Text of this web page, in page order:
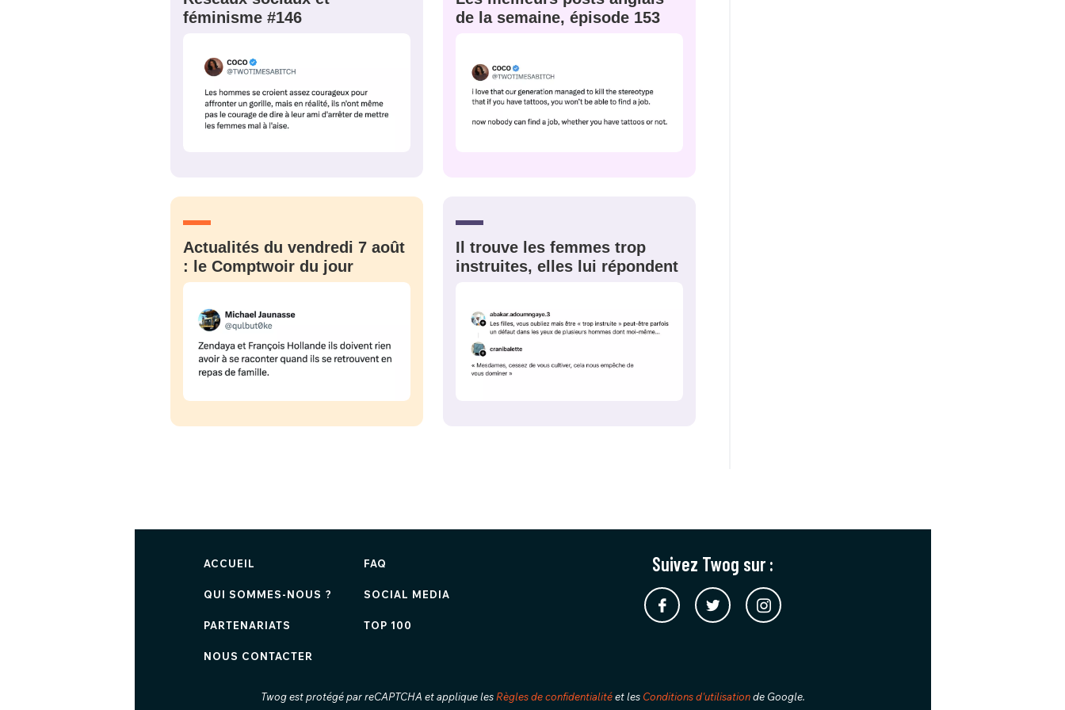
féminisme #146
de la semaine, épisode 153
Actualités du vendredi 7 août
: le Comptwoir du jour
Il trouve les femmes trop
instruites, elles lui répondent
ACCUEIL
QUI SOMMES-NOUS ?
PARTENARIATS
NOUS CONTACTER
FAQ
SOCIAL MEDIA
TOP 100
Suivez Twog sur :
Twog est protégé par reCAPTCHA et applique lesRègles de confidentialitéet les Conditions d'utilisationde Google.